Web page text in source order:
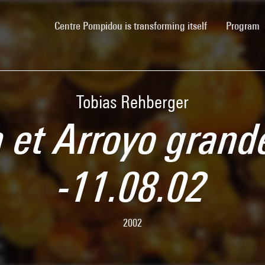
Centre Pompidou is transforming itself(current)Program
Tobias Rehberger
Arroyo
-11.08.02
2002